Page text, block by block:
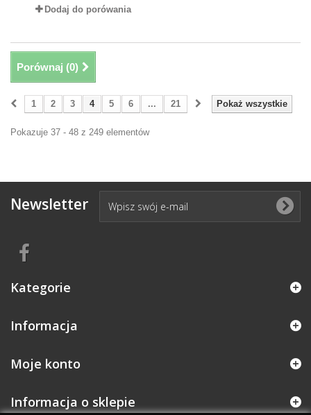
Dodaj do porówania
Porównaj (0)
Pokaż wszystkie
1 2 3 4 5 6 ... 21
Pokazuje 37 - 48 z 249 elementów
Newsletter
Kategorie
Informacja
Moje konto
Informacja o sklepie